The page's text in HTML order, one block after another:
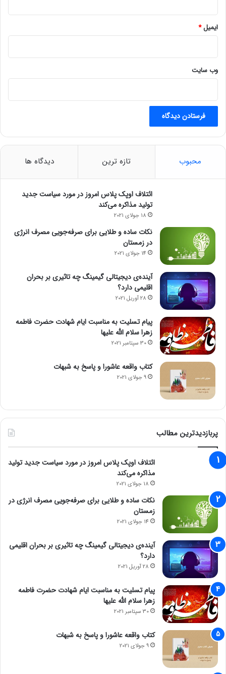
ایمیل*
وب‌ سایت
محبوب تازه ترین دیدگاه ها
ائتلاف اوپک پلاس امروز در مورد سیاست جدید
تولید مذاکره می‌کند
18 جولای 2021
نکات ساده و طلایی برای صرفه‌جویی مصرف انرژی
در زمستان
14 جولای 2021
آینده‌ی دیجیتالی گیمینگ چه تاثیری بر بحران
اقلیمی دارد؟
28 آوریل 2021
پیام تسلیت به مناسبت ایام شهادت حضرت فاطمه
زهرا سلام الله علیها
30 سپتامبر 2021
کتاب واقعه عاشورا و پاسخ به شبهات
9 جولای 2021
پربازدیدترین مطالب
ائتلاف اوپک پلاس امروز در مورد سیاست جدید تولید
مذاکره می‌کند
18 جولای 2021
نکات ساده و طلایی برای صرفه‌جویی مصرف انرژی در
زمستان
14 جولای 2021
آینده‌ی دیجیتالی گیمینگ چه تاثیری بر بحران اقلیمی
دارد؟
28 آوریل 2021
پیام تسلیت به مناسبت ایام شهادت حضرت فاطمه
زهرا سلام الله علیها
30 سپتامبر 2021
کتاب واقعه عاشورا و پاسخ به شبهات
9 جولای 2021